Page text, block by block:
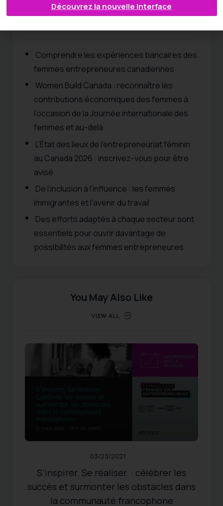
Comprendre les expériences bancaires des
femmes entrepreneures canadiennes
Women Build Canada : reconnaître les
contributions économiques des femmes à
l’occasion de la Journée internationale des
femmes et au-delà
L’État des lieux de l’entrepreneuriat féminin
au Canada 2026 : inscrivez-vous pour être
avisé
De l’inclusion à l’influence : les femmes
immigrantes et l’avenir du travail
Des efforts adaptés à chaque secteur sont
essentiels pour ouvrir davantage de
possibilités aux femmes entrepreneures
You May Also Like
VIEW ALL
0 Likes Share
03/23/2021
S’inspirer. Se réaliser. : célébrer les
succès et surmonter les obstacles dans
la communauté francophone
Découvrez la nouvelle interface